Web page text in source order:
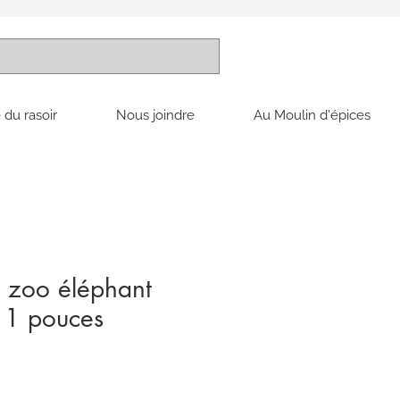
rasoir Nous joindre Au Moulin d'épices
zoo éléphant
pouces